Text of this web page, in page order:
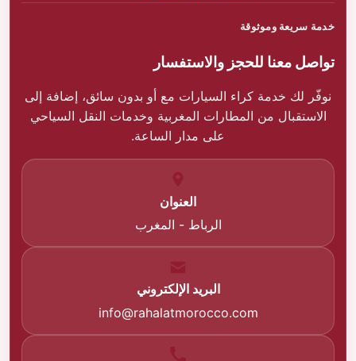
خدمة سريعة وموثوقة
تواصل معنا للحجز والاستفسار
نوفّر لك خدمة كراء السيارات مع أو بدون سائق، إضافة إلى
الاستقبال من المطارات المغربية وخدمات النقل السياحي
على مدار الساعة.
العنوان
الرباط - المغرب
البريد الإلكتروني
info@rahalatmorocco.com